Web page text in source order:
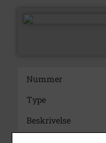
Nummer
Type
Beskrivelse